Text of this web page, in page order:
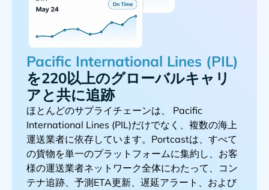
を220以上のグローバルキャリ
アと共に追跡
ほとんどのサプライチェーンは、
だけでなく、複数の海上
運送業者に依存しています。Portcastは、すべて
の貨物を単一のプラットフォームに集約し、お客
様の運送業者ネットワーク全体にわたって、コン
テナ追跡、予測ETA更新、遅延アラート、および